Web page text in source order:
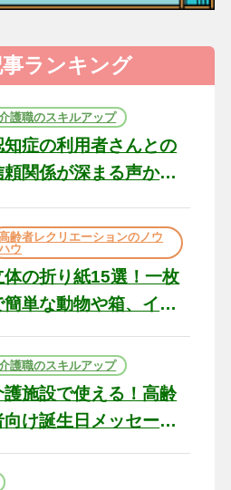
事ランキング
護職のスキルアップ
知症の利用者さんとの
頼関係が深まる声かけ
現場から（22）
齢者レクリエーションのノウ
ウ
体の折り紙15選！一枚
簡単な動物や箱、イン
護職のスキルアップ
護施設で使える！高齢
向け誕生日メッセージ